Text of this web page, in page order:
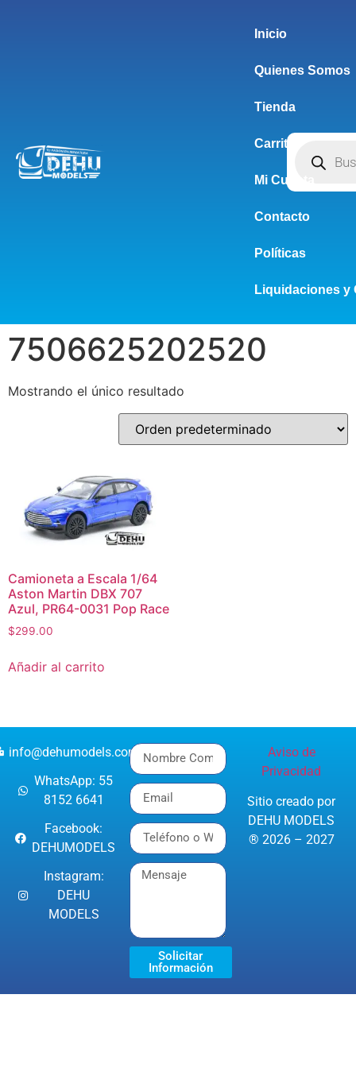
Inicio
Quienes Somos
Tienda
Carrito
Mi Cuenta
Contacto
Políticas
Liquidaciones y
7506625202520
Mostrando el único resultado
Camioneta a Escala 1/64
Aston Martin DBX 707
Azul, PR64-0031 Pop Race
$299.00
Añadir al carrito
info@dehumodels.com
WhatsApp: 55
8152 6641
Facebook:
DEHUMODELS
Instagram:
DEHU
MODELS
Solicitar
Información
Aviso de
Privacidad
Sitio creado por
DEHU MODELS
® 2026 – 2027